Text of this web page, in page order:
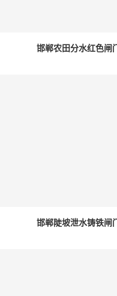
邯郸农田分水红色闸门
邯郸陡坡泄水铸铁闸门